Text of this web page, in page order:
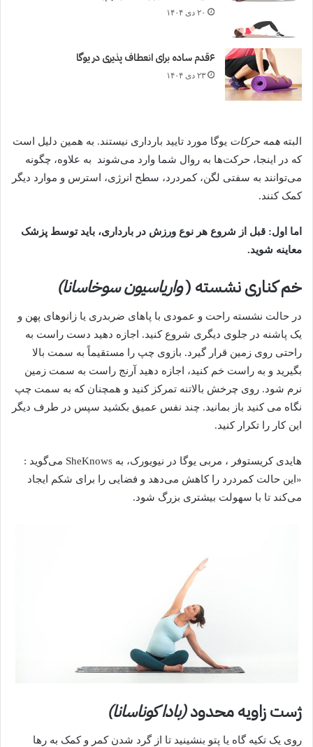
۲۰ دی ۱۴۰۴
۶قدم ساده برای انعطاف پذیری در یوگا
۲۳ دی ۱۴۰۴
البته همه حرکات یوگا مورد تایید بارداری نیستند. به همین دلیل است
که در اینجا، حرکت‌ها به روال شما وارد می‌شوند به علاوه، چگونه
می‌توانند به سفتی لگن، کمردرد، سطح انرژی، استرس و موارد دیگر
کمک کنند.
اما اول: قبل از شروع هر نوع ورزش در بارداری، باید توسط پزشک
معاینه شوید.
خم کناری نشسته (واریاسیون سوخاسانا)
در حالت نشسته راحت و عمودی با پاهای ضربدری یا زانوهای پهن و
یک پاشنه در جلوی دیگری شروع کنید. اجازه دهید دست راست به
راحتی روی زمین قرار گیرد. بازوی چپ را مستقیماً به سمت بالا
بگیرید و به راست خم کنید، اجازه دهید آرنج راست به سمت زمین
نرم شود. روی چرخش بالاتنه تمرکز کنید و همچنان که به سمت چپ
نگاه می کنید باز بمانید. چند نفس عمیق بکشید سپس در طرف دیگر
این کار را تکرار کنید.
هایدی کریستوفر ، مربی یوگا در نیویورک، به SheKnows می‌گوید
:
«این حالت کمردرد را کاهش می‌دهد و فضایی را برای شکم ایجاد
می‌کند تا با سهولت بیشتری بزرگ شود.
ژست زاویه محدود(بادا کوناسانا)
روی یک تکیه گاه یا پتو بنشینید تا از گرد شدن کمر و کمک به رها